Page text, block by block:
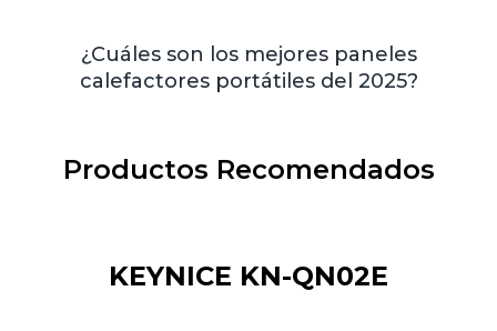
¿Cuáles son los mejores paneles
calefactores portátiles del 2025?
Productos Recomendados
KEYNICE KN-QN02E